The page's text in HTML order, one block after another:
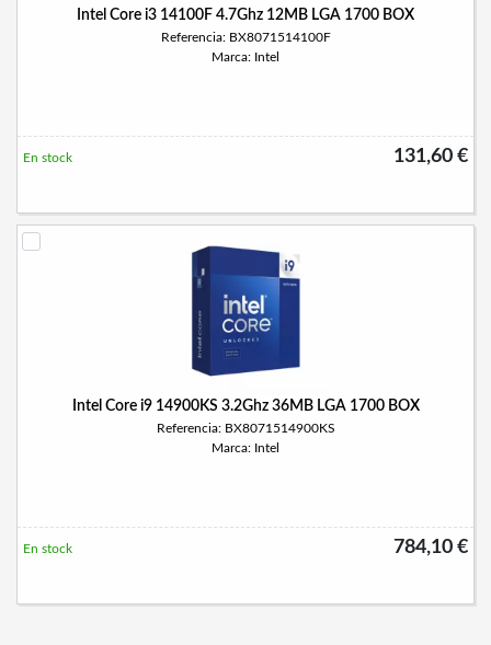
Intel Core i3 14100F 4.7Ghz 12MB LGA 1700 BOX
Referencia: BX8071514100F
Marca: Intel
131,60 €
En stock
Intel Core i9 14900KS 3.2Ghz 36MB LGA 1700 BOX
Referencia: BX8071514900KS
Marca: Intel
784,10 €
En stock